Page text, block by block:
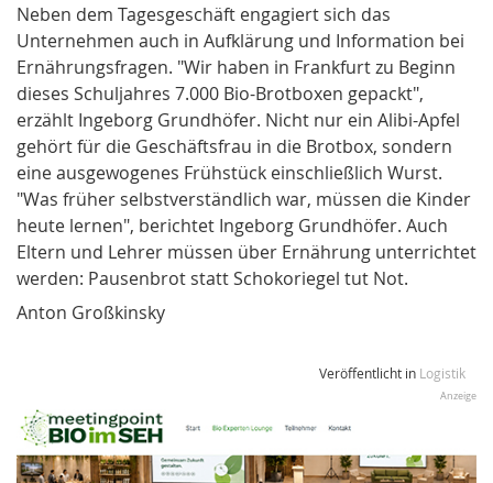
Neben dem Tagesgeschäft engagiert sich das
Unternehmen auch in Aufklärung und Information bei
Ernährungsfragen. "Wir haben in Frankfurt zu Beginn
dieses Schuljahres 7.000 Bio-Brotboxen gepackt",
erzählt Ingeborg Grundhöfer. Nicht nur ein Alibi-Apfel
gehört für die Geschäftsfrau in die Brotbox, sondern
eine ausgewogenes Frühstück einschließlich Wurst.
"Was früher selbstverständlich war, müssen die Kinder
heute lernen", berichtet Ingeborg Grundhöfer. Auch
Eltern und Lehrer müssen über Ernährung unterrichtet
werden: Pausenbrot statt Schokoriegel tut Not.
Anton Großkinsky
Veröffentlicht in Logistik
Anzeige